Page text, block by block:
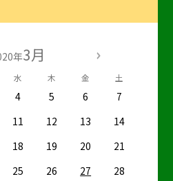
年3月
水 木 金 土
4 5 6
7
11 12 13
14
18 19 20
21
25 26 27
28